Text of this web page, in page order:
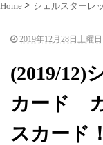
Home シェルスターレ
2019年12月28日土曜日
(2019/12)
カード
スカード